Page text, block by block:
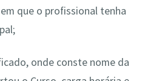
que o profissional tenha
onde conste nome da